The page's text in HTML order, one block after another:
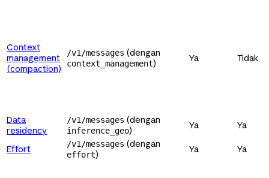
Context
management
(compaction)
/v1/messages (dengan
context_management) Ya Tidak
Data
residency
/v1/messages (dengan
inference_geo) Ya Ya
Effort /v1/messages (dengan
effort) Ya Ya